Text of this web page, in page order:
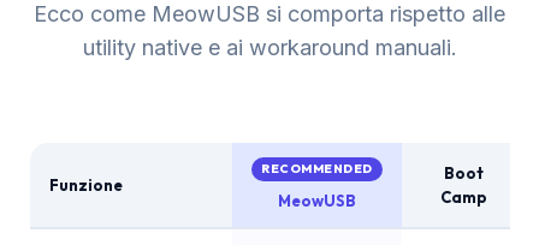
Ecco come MeowUSB si comporta rispetto alle
utility native e ai workaround manuali.
Funzione
RECOMMENDED
MeowUSB
Boot
Camp